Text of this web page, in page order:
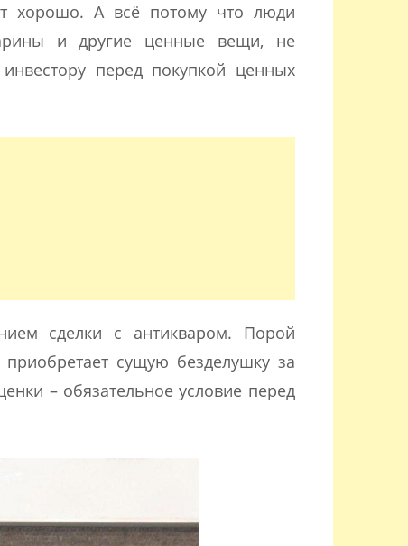
хорошо. А всё потому что люди
и другие ценные вещи, не
перед покупкой ценных
сделки с антикваром. Порой
приобретает сущую безделушку за
– обязательное условие перед